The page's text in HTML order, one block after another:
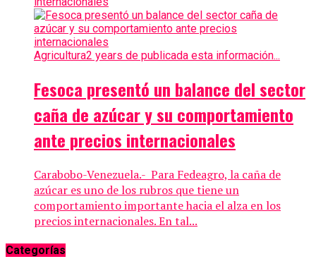
Agricultura2 years de publicada esta información...
Fesoca presentó un balance del sector
caña de azúcar y su comportamiento
ante precios internacionales
Carabobo-Venezuela.- Para Fedeagro, la caña de
azúcar es uno de los rubros que tiene un
comportamiento importante hacia el alza en los
precios internacionales. En tal...
Categorías